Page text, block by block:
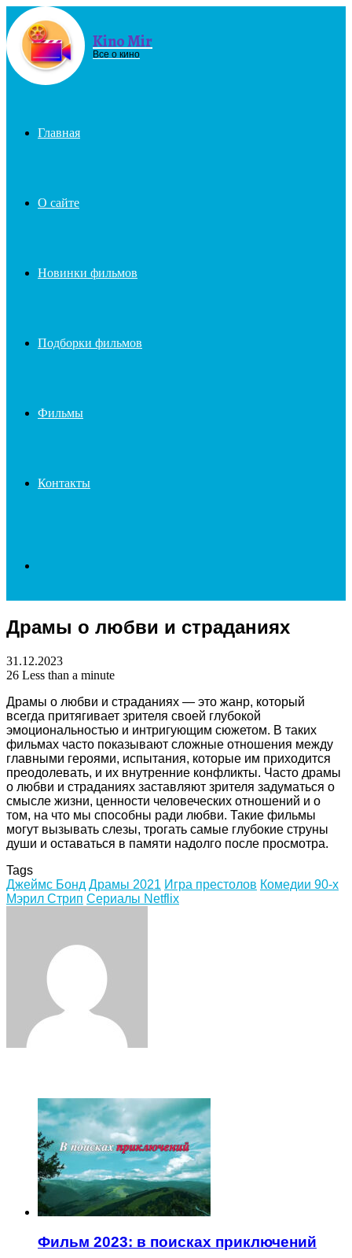
Menu Kino Mir
Все о кино
Главная
О сайте
Новинки фильмов
Подборки фильмов
Фильмы
Контакты
for
Драмы о любви и страданиях
31.12.2023
26 Less than a minute
Драмы о любви и страданиях — это жанр, который
всегда притягивает зрителя своей глубокой
эмоциональностью и интригующим сюжетом. В таких
фильмах часто показывают сложные отношения между
главными героями, испытания, которые им приходится
преодолевать, и их внутренние конфликты. Часто драмы
о любви и страданиях заставляют зрителя задуматься о
смысле жизни, ценности человеческих отношений и о
том, на что мы способны ради любви. Такие фильмы
могут вызывать слезы, трогать самые глубокие струны
души и оставаться в памяти надолго после просмотра.
Tags
Джеймс Бонд Драмы 2021 Игра престолов Комедии 90-х
Мэрил Стрип Сериалы Netflix
Фильм 2023: в поисках приключений